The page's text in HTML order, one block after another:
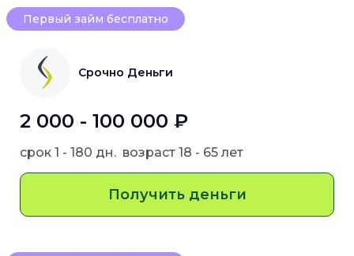
Первый займ бесплатно
Срочно Деньги
2 000 - 100 000 ₽
срок 1 - 180 дн. возраст 18 - 65 лет
Получить деньги